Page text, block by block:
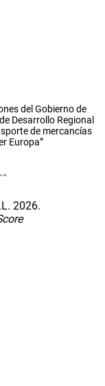
del Gobierno de
Desarrollo Regional
de mercancías
Europa”
2026.